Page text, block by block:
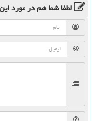
لطفا شما همدر مورد